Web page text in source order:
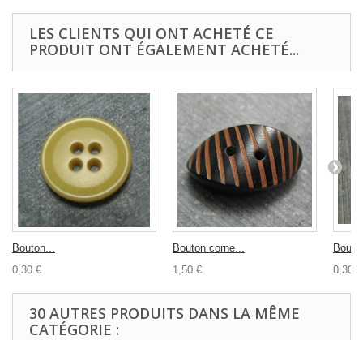
LES CLIENTS QUI ONT ACHETÉ CE
PRODUIT ONT ÉGALEMENT ACHETÉ...
Bouton...
0,30 €
Bouton corne...
1,50 €
0,30 €
30 AUTRES PRODUITS DANS LA MÊME
CATÉGORIE :